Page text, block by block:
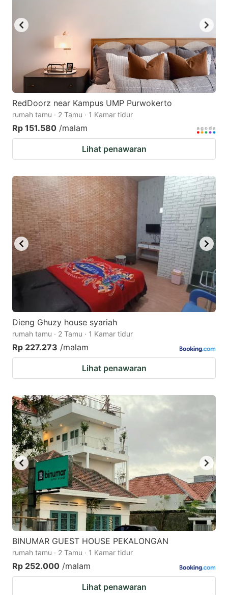
RedDoorz near Kampus UMP Purwokerto
rumah tamu · 2 Tamu · 1 Kamar tidur
Rp 151.580 /malam
Lihat penawaran
Dieng Ghuzy house syariah
rumah tamu · 2 Tamu · 1 Kamar tidur
Rp 227.273 /malam
Lihat penawaran
BINUMAR GUEST HOUSE PEKALONGAN
rumah tamu · 2 Tamu · 1 Kamar tidur
Rp 252.000 /malam
Lihat penawaran